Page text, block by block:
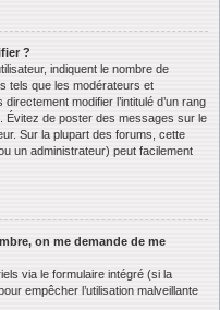
?
indiquent le nombre de
tels que les modérateurs et
modifier l’intitulé d’un rang
Évitez de poster des messages sur le
Sur la plupart des forums, cette
un administrateur) peut facilement
on me demande de me
via le formulaire intégré (si la
empêcher l’utilisation malveillante